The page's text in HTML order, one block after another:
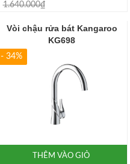
1.640.000₫
Vòi chậu rửa bát Kangaroo
KG698
- 34%
THÊM VÀO GIỎ